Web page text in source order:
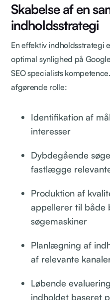
Skabelse af en
indholdsstrategi
En effektiv indholdsstrategi
optimal synlighed på
SEO specialists
afgørende rolle:
Identifikation af
interesser
Dybdegående
fastlægge
Produktion af
appellerer til både
søgemaskiner
Planlægning af
af relevante
Løbende
indholdet baseret